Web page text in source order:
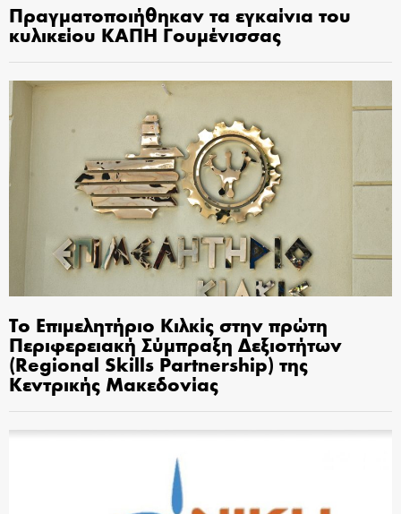
Πραγματοποιήθηκαν τα εγκαίνια του
κυλικείου ΚΑΠΗ Γουμένισσας
Το Επιμελητήριο Κιλκίς στην πρώτη
Περιφερειακή Σύμπραξη Δεξιοτήτων
(Regional Skills Partnership) της
Κεντρικής Μακεδονίας